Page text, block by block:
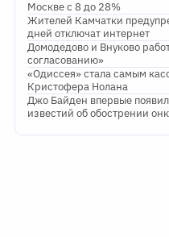
Москве с 8 до 28%
Жителей Камчатки
дней отключат интернет
Домодедово и Внуково
согласованию»
«Одиссея» стала самым
Кристофера Нолана
Джо Байден впервые
известий об обострении